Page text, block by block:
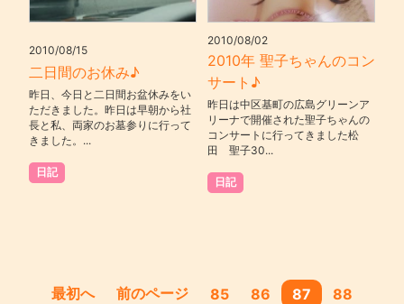
2010/08/15
二日間のお休み♪
昨日、今日と二日間お盆休みをい
ただきました。昨日は早朝から社
長と私、両家のお墓参りに行って
きました。...
日記
2010/08/02
2010年 聖子ちゃんのコン
サート♪
昨日は中区基町の広島グリーンア
リーナで開催された聖子ちゃんの
コンサートに行ってきました松
田 聖子30...
日記
最初へ 前のページ 85 86 87
88